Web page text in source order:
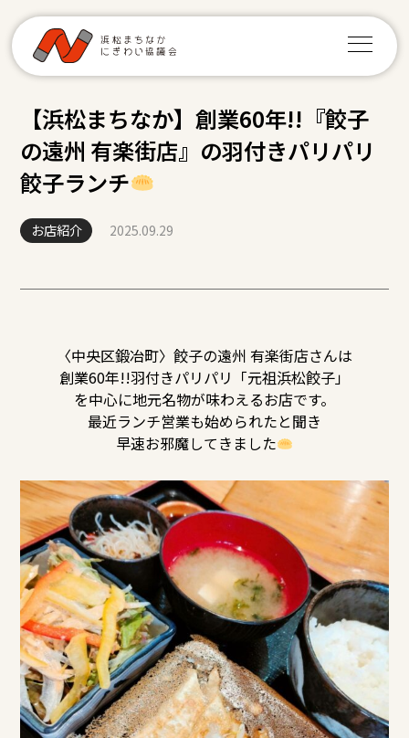
【浜松まちなか】創業60年!!『餃子
の遠州 有楽街店』の羽付きパリパリ
餃子ランチ
お店紹介 2025.09.29
〈中央区鍛冶町〉餃子の遠州 有楽街店さんは
創業60年!!羽付きパリパリ「元祖浜松餃子」
を中心に地元名物が味わえるお店です。
最近ランチ営業も始められたと聞き
早速お邪魔してきました